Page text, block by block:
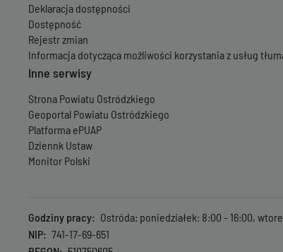
Deklaracja dostępności
Dostępność
Rejestr zmian
Informacja dotycząca możliwości korzystania z usług
Inne serwisy
Strona Powiatu Ostródzkiego
Geoportal Powiatu Ostródzkiego
Platforma ePUAP
Dziennk Ustaw
Monitor Polski
Godziny pracy
Ostróda: poniedziałek: 8:00 - 16:00,
NIP
741-17-69-651